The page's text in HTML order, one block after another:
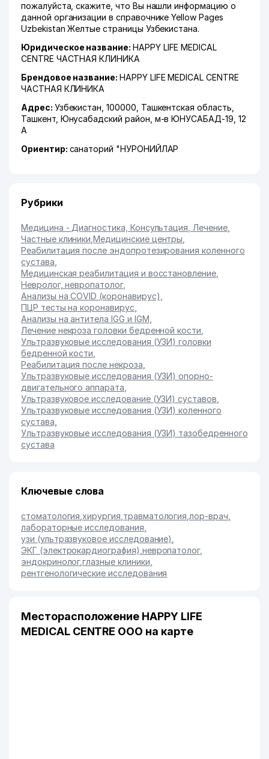
пожалуйста, скажите, что Вы нашли информацию о
данной организации в справочнике Yellow Pages
Uzbekistan Желтые страницы Узбекистана.
Юридическое название: HAPPY LIFE MEDICAL
CENTRE ЧАСТНАЯ КЛИНИКА
Брендовое название: HAPPY LIFE MEDICAL CENTRE
ЧАСТНАЯ КЛИНИКА
Адрес: Узбекистан, 100000, Ташкентская область
Ташкент, Юнусабадский район м-в ЮНУСАБАД-19 , 12
А
Ориентир: санаторий "НУРОНИЙЛАР
Рубрики
Медицина - Диагностика, Консультация, Лечение,
Частные клиники ,Медицинские центры
Реабилитация после эндопротезирования коленного
сустава
Медицинская реабилитация и восстановление,
Невролог, невропатолог,
Анализы на COVID (коронавирус)
ПЦР тесты на коронавирус
Анализы на антитела IGG и IGM
Лечение некроза головки бедренной кости
Ультразвуковые исследования (УЗИ) головки
бедренной кости
Реабилитация после некроза
Ультразвуковые исследования (УЗИ) опорно-
двигательного аппарата
Ультразвуковое исследование (УЗИ) суставов
Ультразвуковые исследования (УЗИ) коленного
сустава
Ультразвуковые исследования (УЗИ) тазобедренного
сустава
Ключевые слова
стоматология хирургия травматология лор-врач
лабораторные исследования
узи (ультразвуковое исследование)
ЭКГ (электрокардиография) невропатолог,
эндокринолог,глазные клиники
рентгенологические исследования
Месторасположение HAPPY LIFE
MEDICAL CENTRE ООО на карте